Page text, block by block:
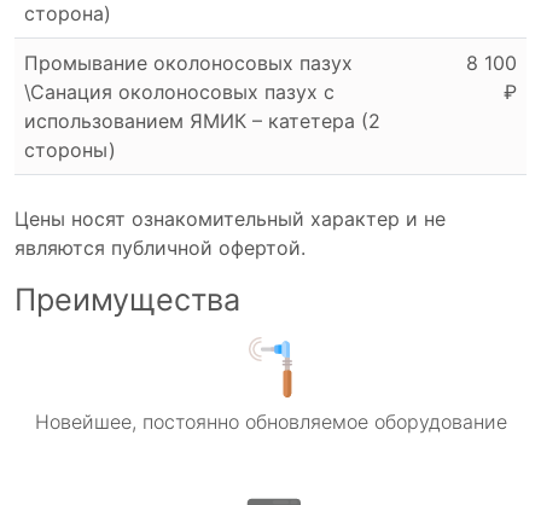
сторона)
Промывание околоносовых пазух
\Санация околоносовых пазух с
использованием ЯМИК – катетера (2
стороны)
8 100
₽
Цены носят ознакомительный характер и не
являются публичной офертой.
Преимущества
Новейшее, постоянно обновляемое оборудование